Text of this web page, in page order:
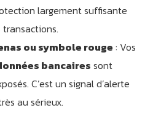
largement suffisante
ou symbole rouge : Vos
bancaires sont
C’est un signal d’alerte
au sérieux.